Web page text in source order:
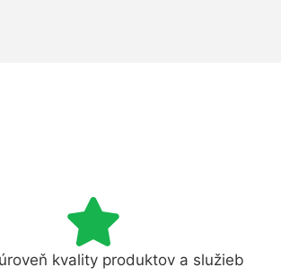
kvality produktov a služieb